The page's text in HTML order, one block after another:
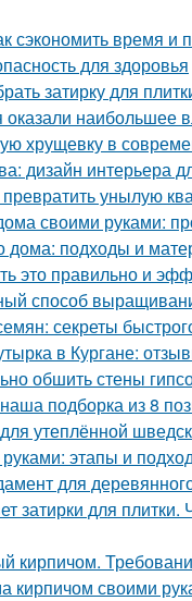
сэкономить время и
для здоровья
затирку для
оказали наибольшее
хрущевку в
дизайн интерьера
унылую
своими руками:
дома: подходы и
это правильно и
способ
секреты
в Кургане:
обшить стены
подборка из 8
утеплённой
этапы и
для
затирки для
кирпичом.
кирпичом своими